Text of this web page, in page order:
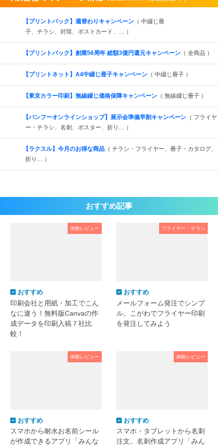
【プリントパック】週替わりキャンペーン （ 中綴じ冊
子、チラシ、封筒、ポストカード、… ）
【プリントパック】創業56周年 総額3億円還元キャンペーン （ 全商品 ）
【プリントネット】A4中綴じ冊子キャンペーン （ 中綴じ冊子 ）
【東京カラー印刷】無線綴じ価格保障キャンペーン （ 無線綴じ冊子 ）
【バンフーオンラインショップ】展示会準備早割キャンペーン （ フライヤ
ー・チラシ、名刺、ポスター、折り… ）
【ラクスル】今月のお得な商品 （ チラシ・フライヤー、冊子・カタログ、
折り… ）
おすすめ記事
体験レビュー
おすすめ
印刷会社と用紙・加工でこん
なに違う！無料版Canvaの作
成データを印刷入稿７社比
較！
フライヤー・チラシ
おすすめ
メールフォーム発注でシンプ
ル。こがわでフライヤー印刷
を発注してみよう
体験レビュー
おすすめ
スマホから耐水お名前シール
が作成できるアプリ「みんな
体験レビュー
おすすめ
スマホ・タブレットから名刺
注文。名刺作成アプリ「みん